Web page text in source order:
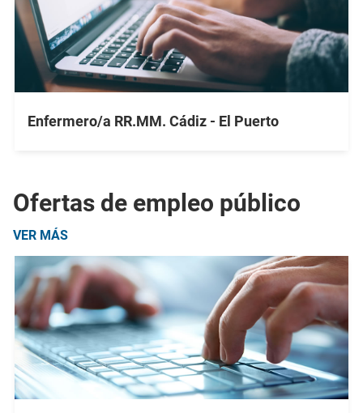
Enfermero/a RR.MM. Cádiz - El Puerto
Ofertas de empleo público
VER MÁS